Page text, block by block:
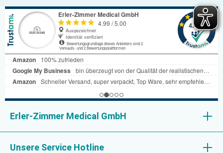
Erler-Zimmer Medical GmbH
Unsere Service Hotline